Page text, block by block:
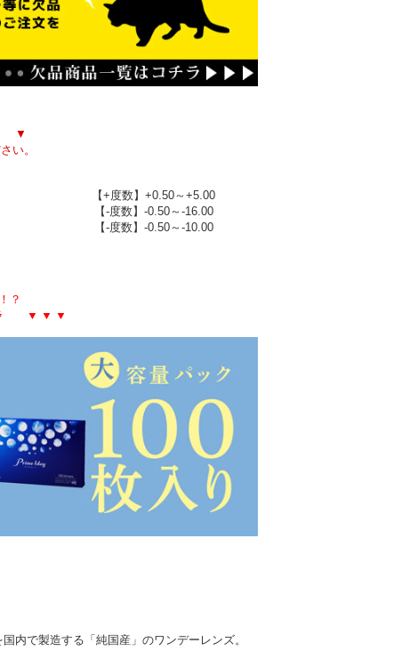
▼
い。
【+度数】+0.50～+5.00
【-度数】-0.50～-16.00
【-度数】-0.50～-10.00
？
ラ ▼ ▼ ▼
内で製造する「純国産」のワンデーレンズ。